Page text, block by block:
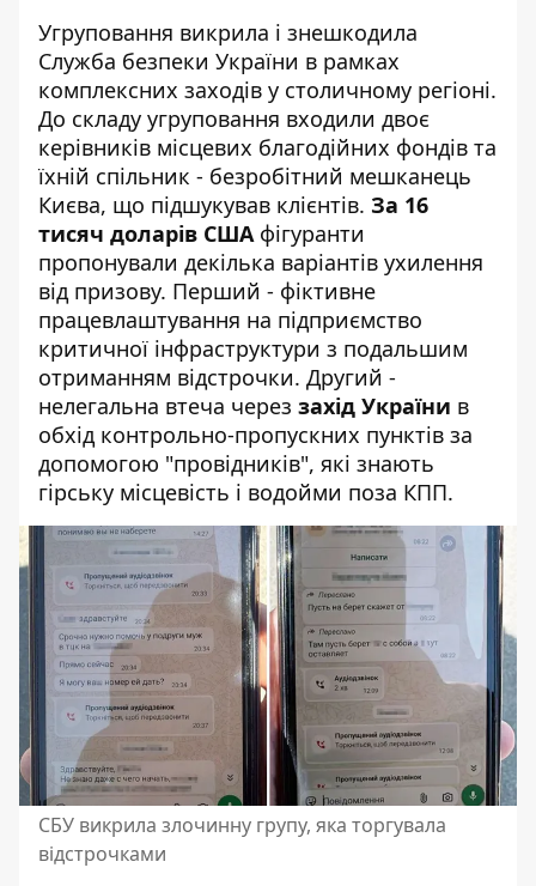
Угруповання викрила і знешкодила
Служба безпеки України в рамках
комплексних заходів у столичному регіоні.
До складу угруповання входили двоє
керівників місцевих благодійних фондів та
їхній спільник - безробітний мешканець
Києва, що підшукував клієнтів. За 16
тисяч доларів СШАфігуранти
пропонували декілька варіантів ухилення
від призову. Перший - фіктивне
працевлаштування на підприємство
критичної інфраструктури з подальшим
отриманням відстрочки. Другий -
нелегальна втеча через захід України в
обхід контрольно-пропускних пунктів за
допомогою "провідників", які знають
гірську місцевість і водойми поза КПП.
СБУ викрила злочинну групу, яка торгувала
відстрочками